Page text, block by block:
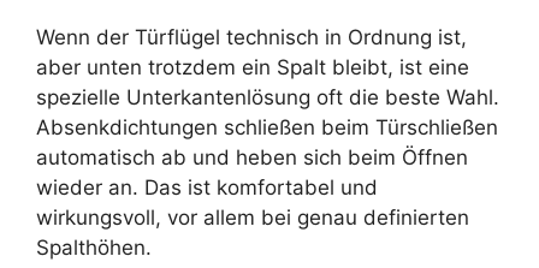
Wenn der Türflügel technisch in Ordnung ist,
aber unten trotzdem ein Spalt bleibt, ist eine
spezielle Unterkantenlösung oft die beste Wahl.
Absenkdichtungen schließen beim Türschließen
automatisch ab und heben sich beim Öffnen
wieder an. Das ist komfortabel und
wirkungsvoll, vor allem bei genau definierten
Spalthöhen.